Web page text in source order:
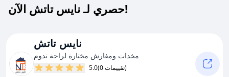
حصري لـ نايس تاتش الآن!
نايس تاتش
مخدات ومفارش مختارة لراحة تدوم
5.0 (0 تقييمات)